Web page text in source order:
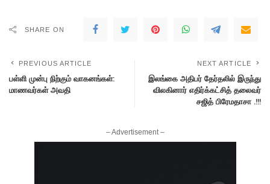
SHARE ON
PREVIOUS ARTICLE
பள்ளி முன்பு நிற்கும் வாகனங்கள்:
மாணவர்கள் அவதி
NEXT ARTICLE
இலங்கை அதிபர் தேர்தலில் இருந்து
விலகினார் எதிர்க்கட்சித் தலைவர்
சஜித் பிரேமதாசா .!!!
– Advertisement –